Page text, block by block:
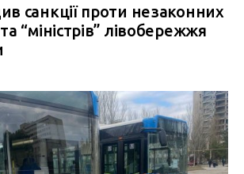
санкції проти незаконних
“міністрів” лівобережжя